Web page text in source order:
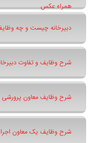
همراه عکس
دبیرخانه چیست و چه
شرح وظایف و تفاوت
شرح وظایف معاون پرورشی
شرح وظایف یک معاون